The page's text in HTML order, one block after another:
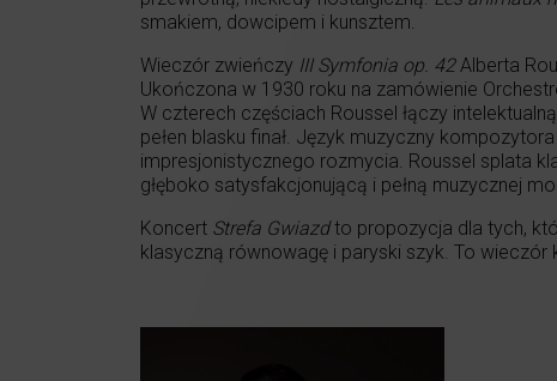
smakiem, dowcipem i kunsztem.
Wieczór zwieńczy III Symfonia op. 42Alberta
Ukończona w 1930 roku na zamówienie
W czterech częściach Roussel łączy
pełen blasku finał. Język muzyczny
impresjonistycznego rozmycia. Roussel splata
głęboko satysfakcjonującą i pełną muzycznej
Koncert Strefa Gwiazdto propozycja dla tych,
klasyczną równowagę i paryski szyk. To